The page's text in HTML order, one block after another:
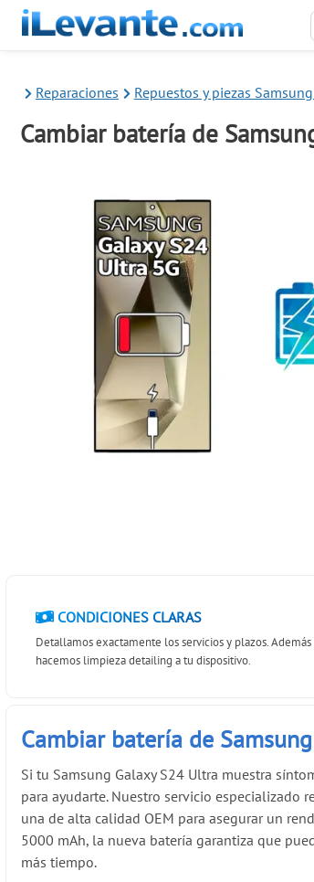
Reparaciones Repuestos y piezas
Cambiar batería de
CONDICIONES CLARAS
Detallamos exactamente los servicios y plazos.
hacemos limpieza detailing a tu dispositivo.
Cambiar batería de
Si tu Samsung Galaxy S24 Ultra muestra
para ayudarte. Nuestro servicio especializado
una de alta calidad OEM para asegurar un
5000 mAh, la nueva batería garantiza que
más tiempo.